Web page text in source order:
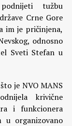
tužbu
Crne Gore
im je pričinjena,
odnosno
Sveti Stefan u
je NVO MANS
krivične
i funkcionera
u organizovano